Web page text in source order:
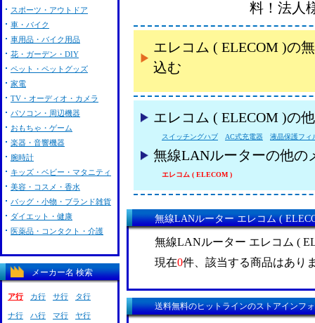
料！法人
エレコム ( ELECOM )の
込む
エレコム ( ELECOM )の
スイッチングハブ AC式充電器 液晶保護フィ
無線LANルーターの他の
エレコム ( ELECOM )
無線LANルーター エレコム (
無線LANルーター エレコム (
現在0件、該当する商品はあり
送料無料のヒットラインのストアインフ
スポーツ・アウトドア
車・バイク
車用品・バイク用品
花・ガーデン・DIY
ペット・ペットグッズ
家電
TV・オーディオ・カメラ
パソコン・周辺機器
おもちゃ・ゲーム
楽器・音響機器
腕時計
キッズ・ベビー・マタニティ
美容・コスメ・香水
バッグ・小物・ブランド雑貨
ダイエット・健康
医薬品・コンタクト・介護
メーカー名 検索
ア行 カ行 サ行 タ行
ナ行 ハ行 マ行 ヤ行